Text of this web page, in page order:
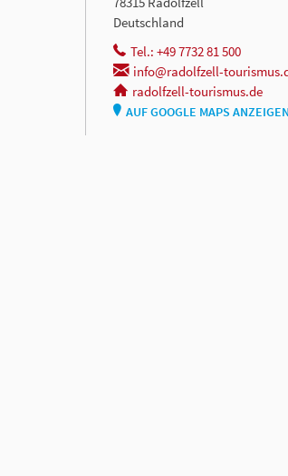
Deutschland
Tel.: +49 7732 81 500
info@radolfzell-
radolfzell-tourismus.de
AUF GOOGLE MAPS